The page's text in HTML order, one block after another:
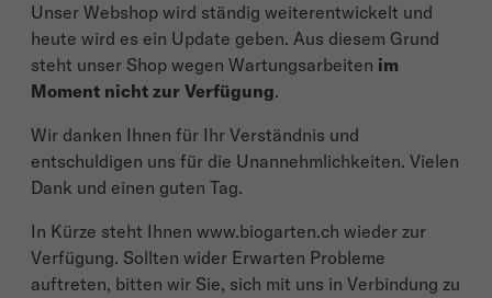
Unser Webshop wird ständig weiterentwickelt und
heute wird es ein Update geben. Aus diesem Grund
steht unser Shop wegen Wartungsarbeiten im
Moment nicht zur Verfügung.
Wir danken Ihnen für Ihr Verständnis und
entschuldigen uns für die Unannehmlichkeiten. Vielen
Dank und einen guten Tag.
In Kürze steht Ihnen www.biogarten.ch wieder zur
Verfügung. Sollten wider Erwarten Probleme
auftreten, bitten wir Sie, sich mit uns in Verbindung zu